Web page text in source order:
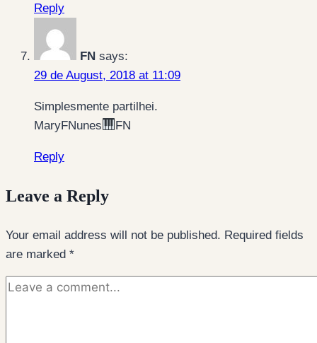
Reply
FN says:
29 de August, 2018 at 11:09
Simplesmente partilhei.
MaryFNunes
FN
Reply
Leave a Reply
Your email address will not be published. Required fields
are marked *